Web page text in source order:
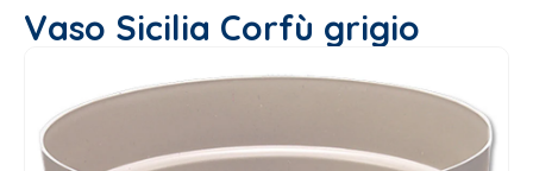
Vaso Sicilia Corfù grigio